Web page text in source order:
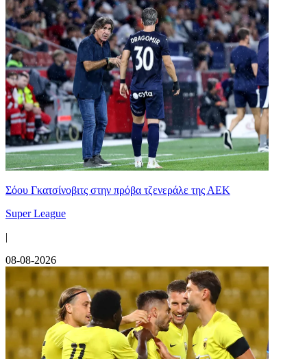
Σόου Γκατσίνοβιτς στην πρόβα τζενεράλε της ΑΕΚ
Super League
|
08-08-2026